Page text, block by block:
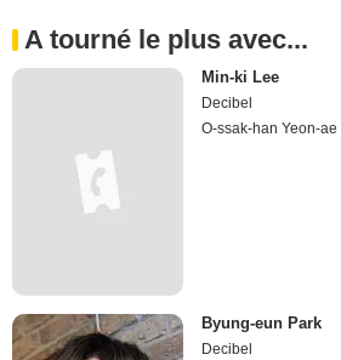
A tourné le plus avec...
Min-ki Lee
Decibel
O-ssak-han Yeon-ae
Byung-eun Park
Decibel